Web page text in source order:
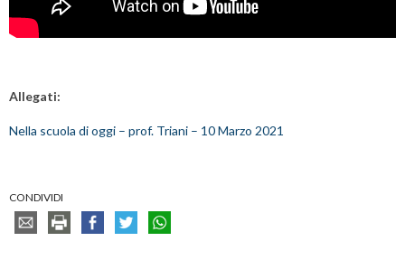
Allegati:
Nella scuola di oggi – prof. Triani – 10 Marzo 2021
CONDIVIDI